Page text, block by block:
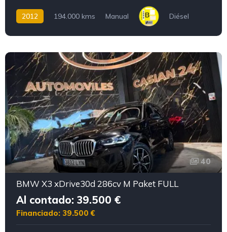
2012 194.000 kms Manual Diésel
40
BMW X3 xDrive30d 286cv M Paket FULL
Al contado: 39.500 €
Financiado: 39.500 €